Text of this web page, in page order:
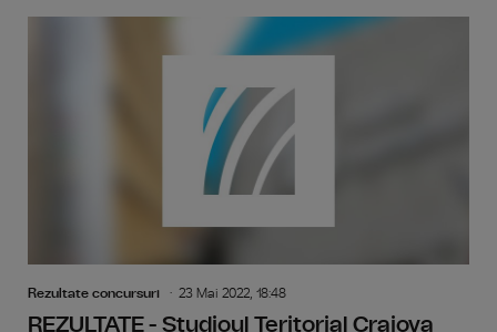
Rezultate concursuri 23 Mai 2022, 18:48
REZULTATE - Studioul Teritorial Craiova